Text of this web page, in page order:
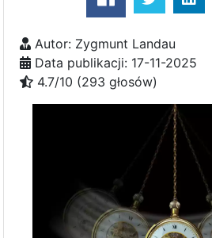
Autor: Zygmunt Landau
Data publikacji: 17-11-2025
4.7/10 (293 głosów)